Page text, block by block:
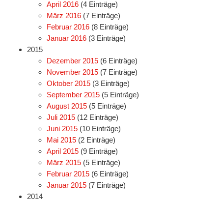
April 2016 (4 Einträge)
März 2016 (7 Einträge)
Februar 2016 (8 Einträge)
Januar 2016 (3 Einträge)
2015
Dezember 2015 (6 Einträge)
November 2015 (7 Einträge)
Oktober 2015 (3 Einträge)
September 2015 (5 Einträge)
August 2015 (5 Einträge)
Juli 2015 (12 Einträge)
Juni 2015 (10 Einträge)
Mai 2015 (2 Einträge)
April 2015 (9 Einträge)
März 2015 (5 Einträge)
Februar 2015 (6 Einträge)
Januar 2015 (7 Einträge)
2014